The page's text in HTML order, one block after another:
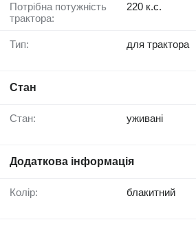
Потрібна потужність
трактора:
220 к.с.
Тип: для трактора
Стан
Стан: уживані
Додаткова інформація
Колір: блакитний